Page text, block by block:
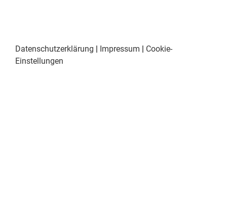
Datenschutzerklärung | Impressum | Cookie-
Einstellungen